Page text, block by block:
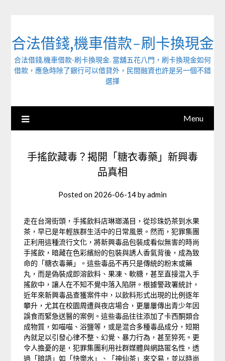
合法借錢,機車借款-刷卡換現金
合法借錢,機車借款-刷卡換現金. 當舖五花八門，刷卡換現金如何
借款，應急時除了銀行可以借貸外，民間融資也許是另一個不錯
選擇
Menu
手搖飲藏毒？揭開「糖衣毒藥」新興毒
品真相
Posted on 2026-06-14byadmin
走在台灣街頭，手搖飲料店琳瑯滿目，從珍珠奶茶到水果
茶，早已是年輕族群生活中的日常風景。然而，犯罪集團
正利用這種流行文化，將新興毒品包裝成看似無害的時尚
手搖飲，暗藏在色彩繽紛的包裝與誘人香氣背後，成為致
命的「糖衣毒藥」。這些毒品不再只是傳統的粉末或藥
丸，而是偽裝成即溶飲料、果凍、軟糖，甚至直接混入手
搖飲中，讓人在不知不覺中落入陷阱。根據警政署統計，
近年來新興毒品查獲案件中，以飲料形式出現的比例逐年
攀升，尤其在校園周遭與夜店場合，更屢屢傳出青少年因
誤食而緊急送醫的案例。這些毒品往往添加了卡西酮類合
成物質，如喵喵、浴鹽等，或是混合多種毒品成分，短期
內就足以引發心律不整、幻覺、暴力行為，甚至猝死。更
令人擔憂的是，犯罪集團利用社群媒體與網路匿名性，透
過「暗語」如「快樂水」、「神仙茶」來交易，並以時尚